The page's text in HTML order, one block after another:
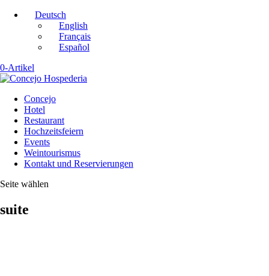
Deutsch
English
Français
Español
0-Artikel
Concejo
Hotel
Restaurant
Hochzeitsfeiern
Events
Weintourismus
Kontakt und Reservierungen
Seite wählen
suite